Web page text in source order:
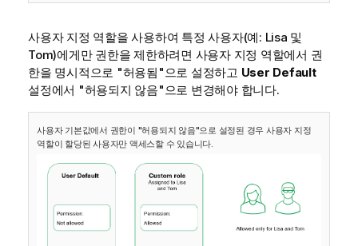
사용자 지정 역할을 사용하여 특정 사용자(예: Lisa 및
Tom)에게만 권한을 제한하려면 사용자 지정 역할에서 권
한을 명시적으로 "허용됨"으로 설정하고 User Default
설정에서 "허용되지 않음"으로 변경해야 합니다.
사용자 기본값에서 권한이 "허용되지 않음"으로 설정된 경우 사용자 지정
역할이 할당된 사용자만 액세스할 수 있습니다.